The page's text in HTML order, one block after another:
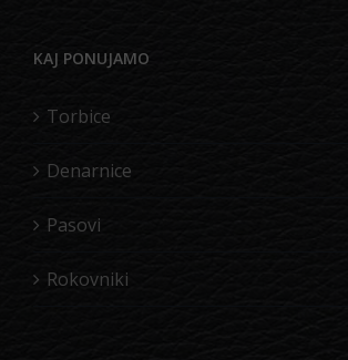
KAJ PONUJAMO
Torbice
Denarnice
Pasovi
Rokovniki